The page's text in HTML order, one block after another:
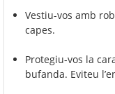
Vestiu-vos amb
capes.
Protegiu-vos la
bufanda. Eviteu